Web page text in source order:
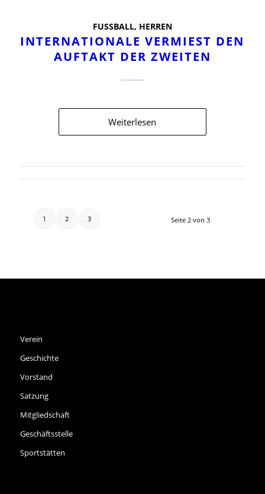
FUSSBALL , HERREN
INTERNATIONALE VERMIEST DEN
AUFTAKT DER ZWEITEN
Weiterlesen
Seite 2 von 3
1 2 3
Verein
Geschichte
Vorstand
Satzung
Mitgliedschaft
Geschäftsstelle
Sportstätten